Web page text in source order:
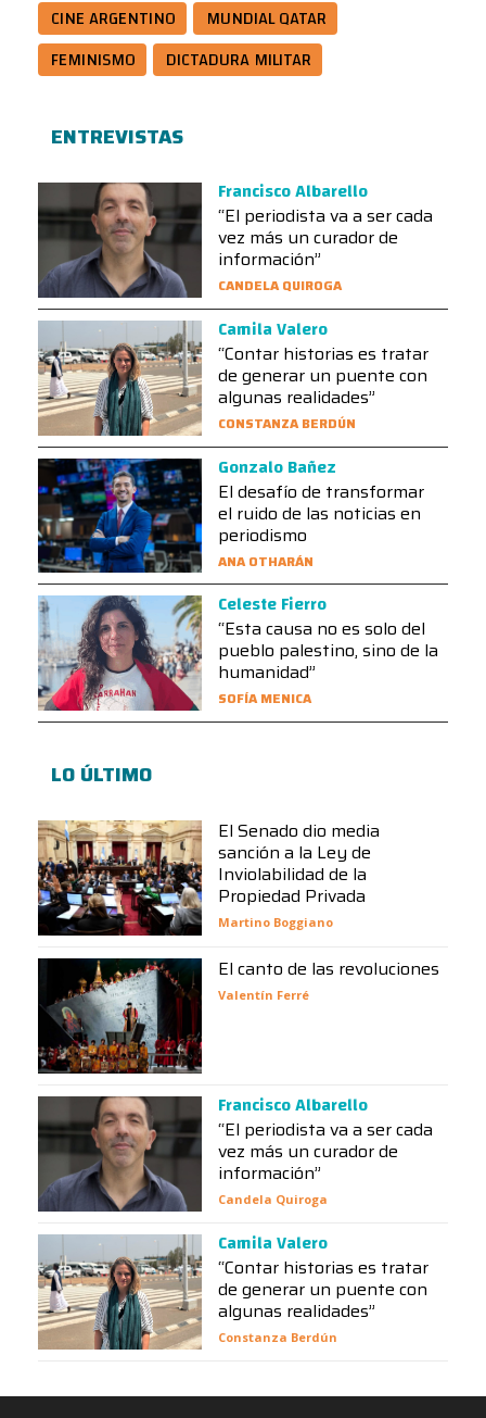
CINE ARGENTINO
MUNDIAL QATAR
FEMINISMO
DICTADURA MILITAR
ENTREVISTAS
Francisco Albarello
“El periodista va a ser cada
vez más un curador de
información”
CANDELA QUIROGA
Camila Valero
“Contar historias es tratar
de generar un puente con
algunas realidades”
CONSTANZA BERDÚN
Gonzalo Bañez
El desafío de transformar
el ruido de las noticias en
periodismo
ANA OTHARÁN
Celeste Fierro
“Esta causa no es solo del
pueblo palestino, sino de la
humanidad”
SOFÍA MENICA
LO ÚLTIMO
El Senado dio media
sanción a la Ley de
Inviolabilidad de la
Propiedad Privada
Martino Boggiano
El canto de las revoluciones
Valentín Ferré
Francisco Albarello
“El periodista va a ser cada
vez más un curador de
información”
Candela Quiroga
Camila Valero
“Contar historias es tratar
de generar un puente con
algunas realidades”
Constanza Berdún